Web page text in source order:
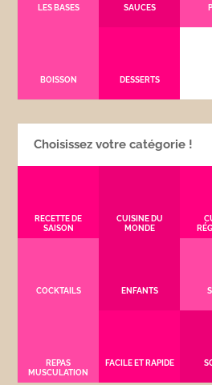
LES BASES SAUCES
BOISSON DESSERTS
Choisissez votre catégorie !
RECETTE DE
SAISON
CUISINE DU
MONDE
COCKTAILS ENFANTS
REPAS
MUSCULATION
FACILE ET RAPIDE